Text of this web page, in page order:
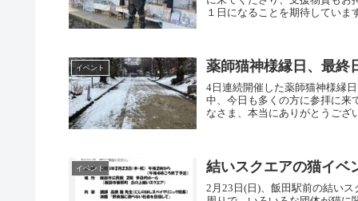
１日になることを期待していま
イベント 薬師猫神様縁日、最終
4日連続開催した薬師猫神様縁
中、今日も多くの方に参拝に来
なさま、本当にありがとうござ
イベント 結いスクエアの猫イベ
2月23日(日)、飯田駅前の結い